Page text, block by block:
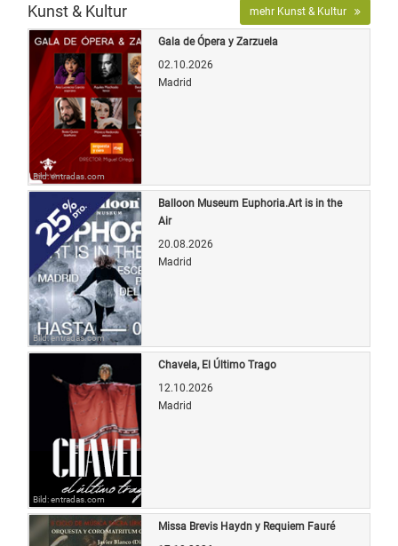
Kunst & Kultur mehr Kunst & Kultur
Bild: entradas.com
Gala de Ópera y Zarzuela
02.10.2026
Madrid
Bild: entradas.com
Balloon Museum Euphoria.Art is in the
Air
20.08.2026
Madrid
Bild: entradas.com
Chavela, El Último Trago
12.10.2026
Madrid
Missa Brevis Haydn y Requiem Fauré